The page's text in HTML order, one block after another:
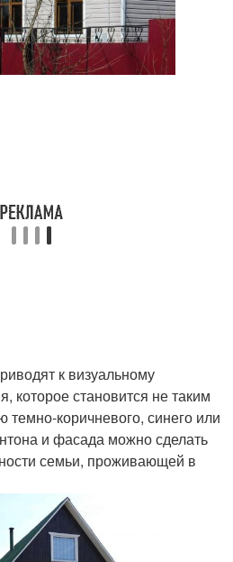
к визуальному
которое становится не таким
коричневого, синего или
и фасада можно сделать
семьи, проживающей в